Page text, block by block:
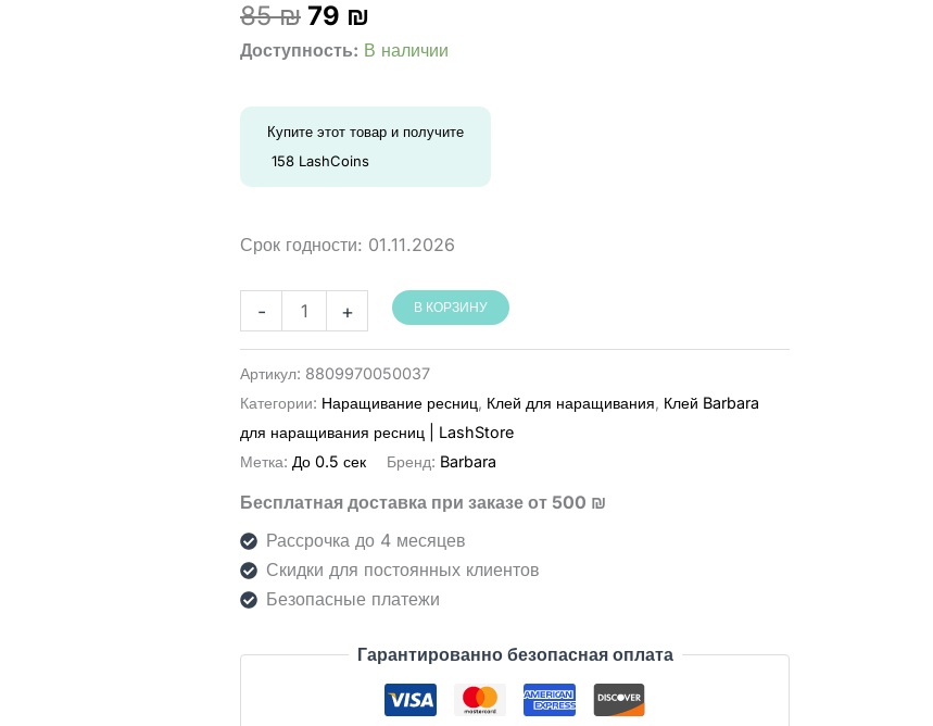
85₪ Первоначальная
цена
85 ₪.
79 ₪
цена:
Доступность: В наличии
Купите этот товар и получите
158 LashCoins
Срок годности: 01.11.2026
-
Количество
товара
מ"ל
+ В КОРЗИНУ
Артикул: 8809970050037
Категории: Наращивание ресниц, Клей для наращивания, Клей Barbara
для наращивания ресниц | LashStore
Метка: До 0.5 сек Бренд: Barbara
Бесплатная доставка при заказе от 500 ₪
Рассрочка до 4 месяцев
Скидки для постоянных клиентов
Безопасные платежи
Гарантированно безопасная оплата